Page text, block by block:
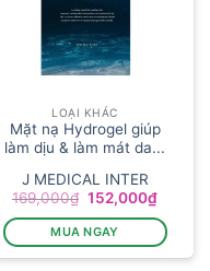
LOẠI KHÁC
Mặt nạ Hydrogel giúp
làm dịu & làm mát da...
J MEDICAL INTER
169,000₫ Giá
là:
169,000₫.
152,000₫Giá
tại
là:
MUA NGAY